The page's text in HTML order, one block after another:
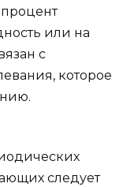
или на
с
которое
следует